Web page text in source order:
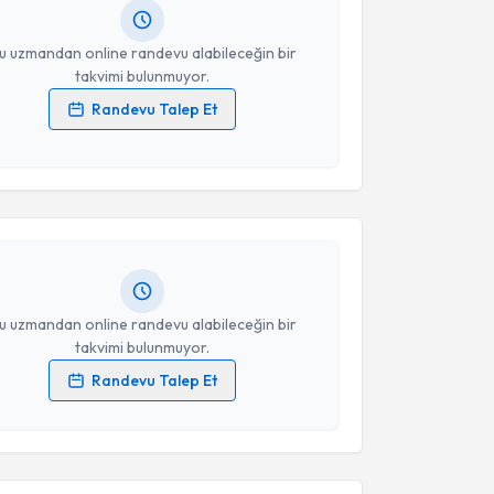
uzmandan online randevu alabileceğin bir
takvimi bulunmuyor.
Randevu Talep Et
verilerimin işlenmesine ilişkinAydınlatma Metni
uzmandan online randevu alabileceğin bir
takvimi bulunmuyor.
Randevu Talep Et
Talebi
verilerimin işlenmesine ilişkinAydınlatma Metni
kabul ediyorum.